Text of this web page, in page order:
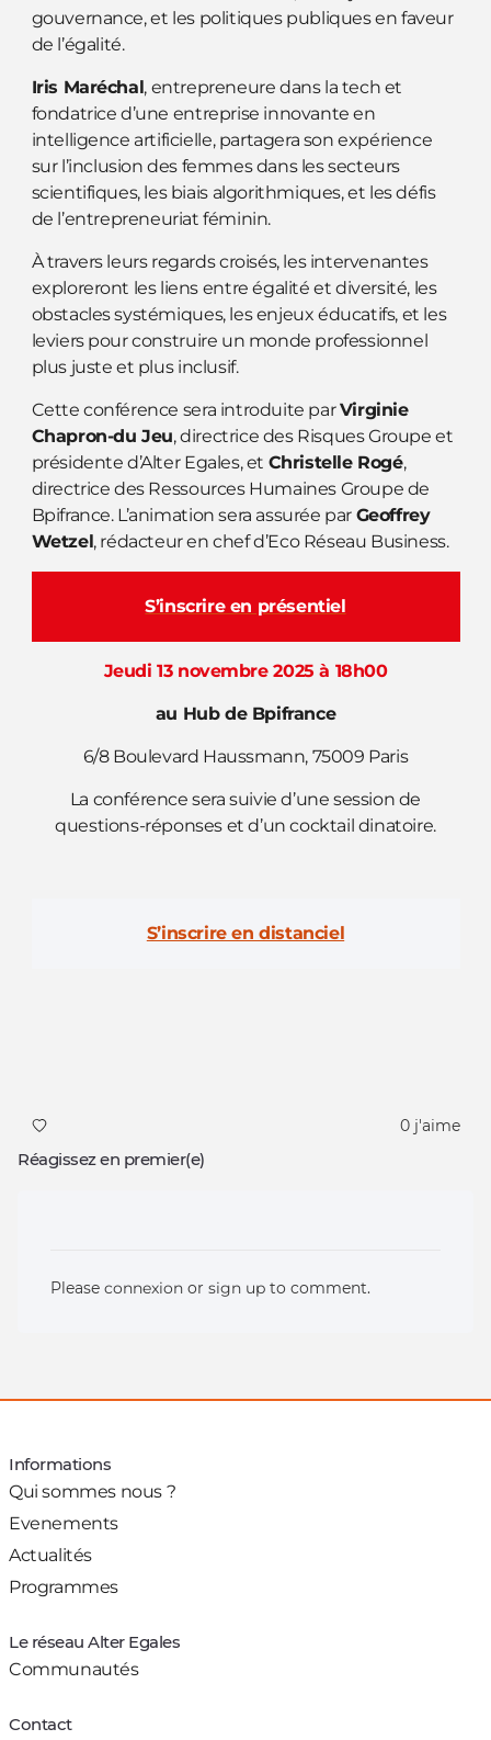
gouvernance, et les politiques publiques en faveur
de l’égalité.
Iris Maréchal, entrepreneure dans la tech et
fondatrice d’une entreprise innovante en
intelligence artificielle, partagera son expérience
sur l’inclusion des femmes dans les secteurs
scientifiques, les biais algorithmiques, et les défis
de l’entrepreneuriat féminin.
À travers leurs regards croisés, les intervenantes
exploreront les liens entre égalité et diversité, les
obstacles systémiques, les enjeux éducatifs, et les
leviers pour construire un monde professionnel
plus juste et plus inclusif.
Cette conférence sera introduite parVirginie
Chapron-du Jeu, directrice des Risques Groupe et
présidente d’Alter Egales, et Christelle Rogé,
directrice des Ressources Humaines Groupe de
Bpifrance. L’animation sera assurée par Geoffrey
Wetzel, rédacteur en chef d’Eco Réseau Business.
S’inscrire en présentiel
Jeudi 13 novembre 2025 à 18h00
au Hub de Bpifrance
6/8 Boulevard Haussmann, 75009 Paris
La conférence sera suivie d’une session de
questions-réponses et d’un cocktail dinatoire.
S’inscrire en distanciel
0 j'aime
Réagissez en premier(e)
Please connexion or sign up to comment.
Informations
Qui sommes nous ?
Evenements
Actualités
Programmes
Le réseau Alter Egales
Communautés
Contact